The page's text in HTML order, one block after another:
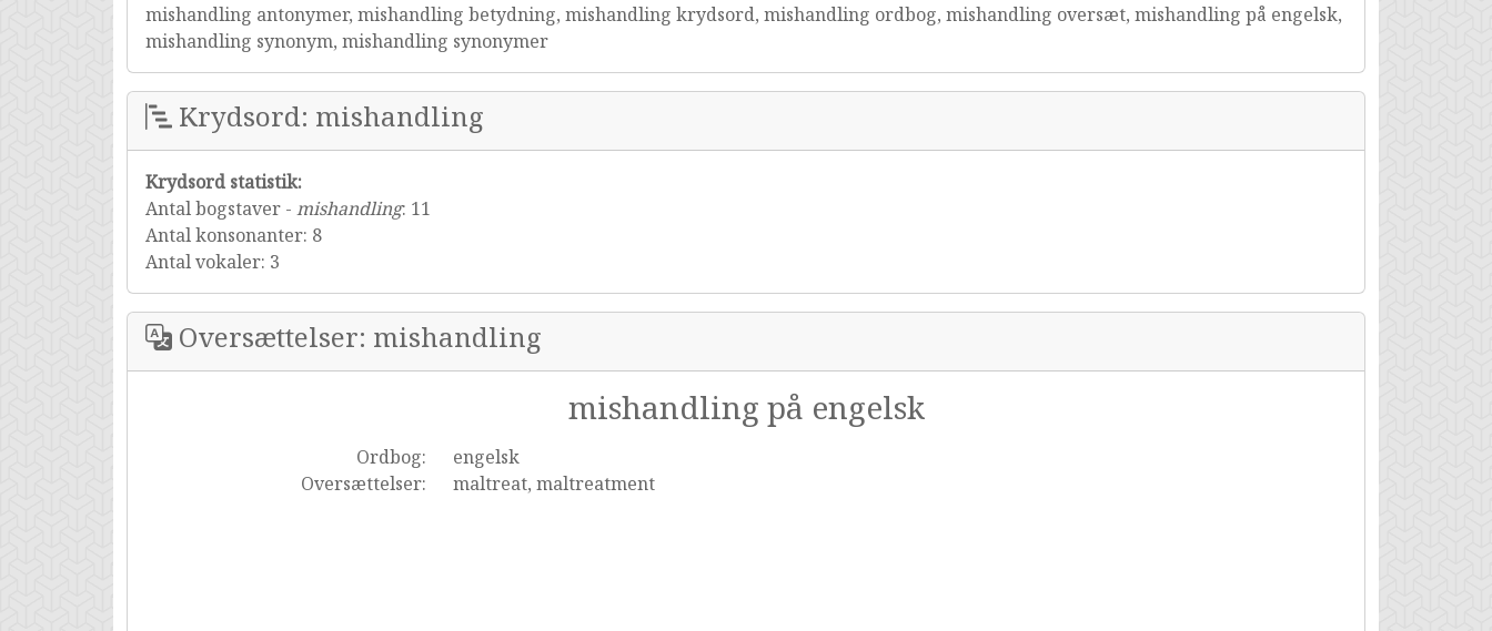
mishandling antonymer, mishandling betydning, mishandling krydsord, mishandling ordbog, mishandling oversæt, mishandling på engelsk,
mishandling synonym, mishandling synonymer
Krydsord: mishandling
Krydsord statistik:
Antal bogstaver - mishandling: 11
Antal konsonanter: 8
Antal vokaler: 3
Oversættelser: mishandling
mishandling på engelsk
Ordbog:
engelsk
Oversættelser:
maltreat, maltreatment